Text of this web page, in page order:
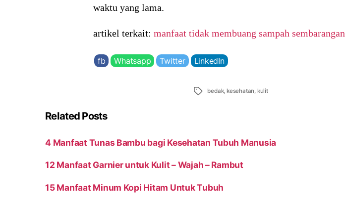
waktu yang lama.
artikel terkait: manfaat tidak membuang sampah sembarangan
fb Whatsapp Twitter LinkedIn
Tags bedak,kesehatan kulit
Related Posts
4 Manfaat Tunas Bambu bagi Kesehatan Tubuh Manusia
12 Manfaat Garnier untuk Kulit – Wajah – Rambut
15 Manfaat Minum Kopi Hitam Untuk Tubuh